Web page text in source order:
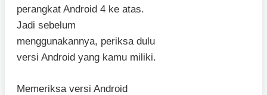
perangkat Android 4 ke atas.
Jadi sebelum
menggunakannya, periksa dulu
versi Android yang kamu miliki.
Memeriksa versi Android